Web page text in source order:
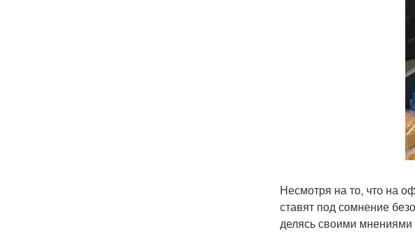
Несмотря на то, что на
ставят под сомнение
делясь своими мнениями